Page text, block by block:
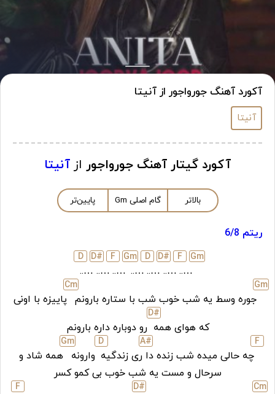
آکورد آهنگ جورواجور از آنیتا
آنیتا
آکورد گیتار آهنگ جورواجور از آنیتا
بالاتر گام اصلی Gm پایین‌تر
ریتم 6/8
Gm
…..
F
…..
D#
…..
D
…..
Gm
…..
F
…..
D#
…..
D
Gm
جوره وسط یه شب خوب شب با ستاره بارونم
Cm
پاییزه با اونی
که هوای همه‌
D#
رو دوباره داره بارونم
F
چه حالی‌ میده شب زنده دا
A#
ری زندگیه
D
وارونه
Gm
همه شاد و
سرحال و مست یه شب خوب بی‌ کمو کسر
Cm
D#
F